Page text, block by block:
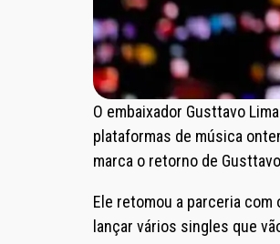
O embaixador Gusttavo
plataformas de música
marca o retorno de
Ele retomou a parceria
lançar vários singles que